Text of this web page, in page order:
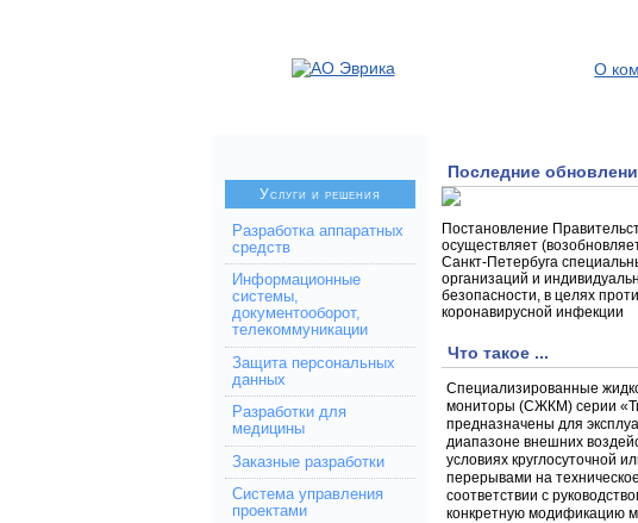
О
Услуги и решения
Разработка аппаратных
средств
Информационные
системы,
документооборот,
телекоммуникации
Защита персональных
данных
Разработки для
медицины
Заказные разработки
Система управления
проектами
Последние
Постановление
осуществляет
Санкт-Петербуга
организаций и
безопасности, в целях
коронавирусной инфекции
Что такое ...
Специализированные
мониторы (СЖКМ) серии
предназначены для
диапазоне внешних
условиях круглосуточной
перерывами на
соответствии с
конкретную модификацию